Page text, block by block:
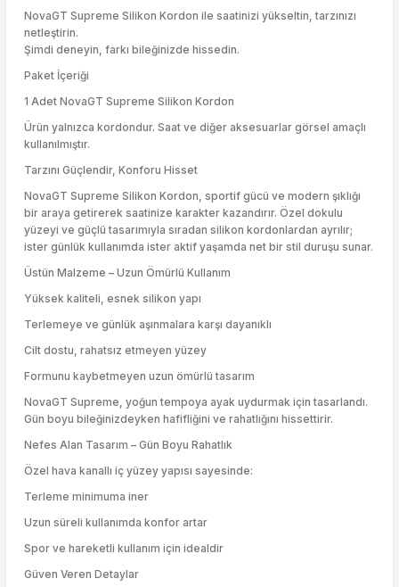
NovaGT Supreme Silikon Kordon ile saatinizi yükseltin, tarzınızı
netleştirin.
Şimdi deneyin, farkı bileğinizde hissedin.
Paket İçeriği
1 Adet NovaGT Supreme Silikon Kordon
Ürün yalnızca kordondur. Saat ve diğer aksesuarlar görsel amaçlı
kullanılmıştır.
Tarzını Güçlendir, Konforu Hisset
NovaGT Supreme Silikon Kordon, sportif gücü ve modern şıklığı
bir araya getirerek saatinize karakter kazandırır. Özel dokulu
yüzeyi ve güçlü tasarımıyla sıradan silikon kordonlardan ayrılır;
ister günlük kullanımda ister aktif yaşamda net bir stil duruşu sunar.
Üstün Malzeme – Uzun Ömürlü Kullanım
Yüksek kaliteli, esnek silikon yapı
Terlemeye ve günlük aşınmalara karşı dayanıklı
Cilt dostu, rahatsız etmeyen yüzey
Formunu kaybetmeyen uzun ömürlü tasarım
NovaGT Supreme, yoğun tempoya ayak uydurmak için tasarlandı.
Gün boyu bileğinizdeyken hafifliğini ve rahatlığını hissettirir.
Nefes Alan Tasarım – Gün Boyu Rahatlık
Özel hava kanallı iç yüzey yapısı sayesinde:
Terleme minimuma iner
Uzun süreli kullanımda konfor artar
Spor ve hareketli kullanım için idealdir
Güven Veren Detaylar